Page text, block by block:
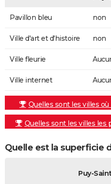
Pavillon bleu non
Ville d'art et d'histoire non
Ville fleurie
Ville internet
Quelles sont les villes
Quelles sont les villes les
Quelle est la superficie
Puy-